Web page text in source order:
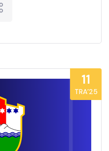
11
TRA’25